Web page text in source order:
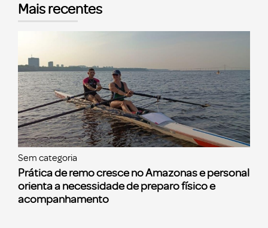
Mais recentes
Sem categoria
Prática de remo cresce no Amazonas e personal
orienta a necessidade de preparo físico e
acompanhamento